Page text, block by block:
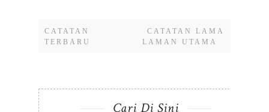
CATATAN
TERBARU
CATATAN LAMA
LAMAN UTAMA
Cari Di Sini